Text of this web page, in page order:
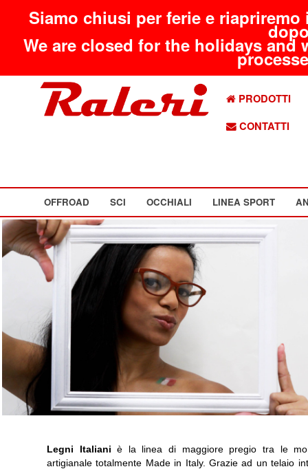
Siamo chiusi per ferie e
We are closed for the holidays
PRODOTTI
CONTATTI
OFFROAD SCI OCCHIALI LINEA SPORT
Legni Italiani è la linea di maggiore pregio tra le
artigianale totalmente Made in Italy. Grazie ad un telaio